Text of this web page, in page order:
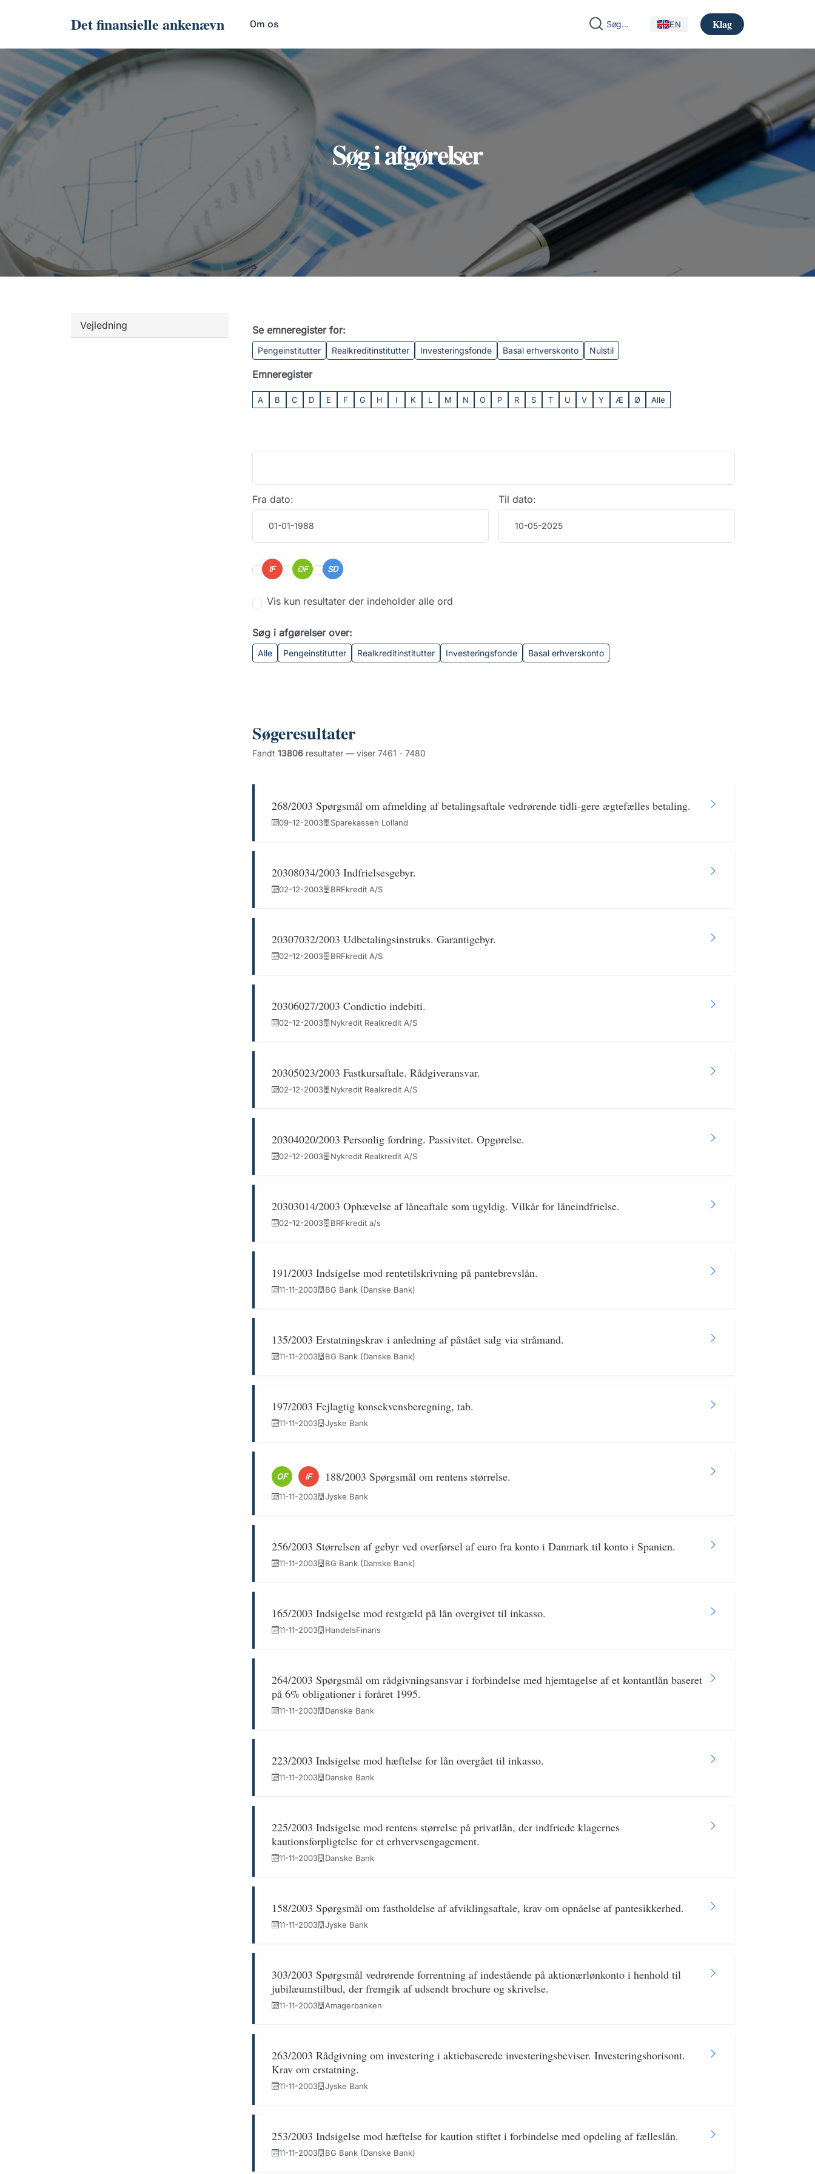
Det finansielle ankenævn Om os EN Klag
Søg i afgørelser
Vejledning Se emneregister for:
Pengeinstitutter Realkreditinstitutter Investeringsfonde Basal erhverskonto Nulstil
Emneregister
A B C D E F G H I K L M N O P R S T U V Y Æ Ø Alle
Fra dato: Til dato:
IF OF SD
Vis kun resultater der indeholder alle ord
Søg i afgørelser over:
Alle Pengeinstitutter Realkreditinstitutter Investeringsfonde Basal erhverskonto
Søgeresultater
Fandt 13806resultater — viser 7461 - 7480
268/2003 Spørgsmål om afmelding af betalingsaftale vedrørende tidli-gere ægtefælles betaling.
09-12-2003 Sparekassen Lolland
20308034/2003 Indfrielsesgebyr.
02-12-2003 BRFkredit A/S
20307032/2003 Udbetalingsinstruks. Garantigebyr.
02-12-2003 BRFkredit A/S
20306027/2003 Condictio indebiti.
02-12-2003 Nykredit Realkredit A/S
20305023/2003 Fastkursaftale. Rådgiveransvar.
02-12-2003 Nykredit Realkredit A/S
20304020/2003 Personlig fordring. Passivitet. Opgørelse.
02-12-2003 Nykredit Realkredit A/S
20303014/2003 Ophævelse af låneaftale som ugyldig. Vilkår for låneindfrielse.
02-12-2003 BRFkredit a/s
191/2003 Indsigelse mod rentetilskrivning på pantebrevslån.
11-11-2003 BG Bank (Danske Bank)
135/2003 Erstatningskrav i anledning af påstået salg via stråmand.
11-11-2003 BG Bank (Danske Bank)
197/2003 Fejlagtig konsekvensberegning, tab.
11-11-2003 Jyske Bank
OF IF 188/2003 Spørgsmål om rentens størrelse.
11-11-2003 Jyske Bank
256/2003 Størrelsen af gebyr ved overførsel af euro fra konto i Danmark til konto i Spanien.
11-11-2003 BG Bank (Danske Bank)
165/2003 Indsigelse mod restgæld på lån overgivet til inkasso.
11-11-2003 HandelsFinans
264/2003 Spørgsmål om rådgivningsansvar i forbindelse med hjemtagelse af et kontantlån baseret
på 6% obligationer i foråret 1995.
11-11-2003 Danske Bank
223/2003 Indsigelse mod hæftelse for lån overgået til inkasso.
11-11-2003 Danske Bank
225/2003 Indsigelse mod rentens størrelse på privatlån, der indfriede klagernes
kautionsforpligtelse for et erhvervsengagement.
11-11-2003 Danske Bank
158/2003 Spørgsmål om fastholdelse af afviklingsaftale, krav om opnåelse af pantesikkerhed.
11-11-2003 Jyske Bank
303/2003 Spørgsmål vedrørende forrentning af indestående på aktionærlønkonto i henhold til
jubilæumstilbud, der fremgik af udsendt brochure og skrivelse.
11-11-2003 Amagerbanken
263/2003 Rådgivning om investering i aktiebaserede investeringsbeviser. Investeringshorisont.
Krav om erstatning.
11-11-2003 Jyske Bank
253/2003 Indsigelse mod hæftelse for kaution stiftet i forbindelse med opdeling af fælleslån.
11-11-2003 BG Bank (Danske Bank)